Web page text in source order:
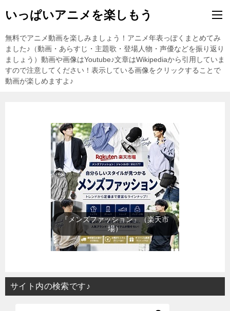
いっぱいアニメを楽しもう
無料でアニメ動画を楽しみましょう！アニメ年表っぽくまとめてみ
ました♪（動画・あらすじ・主題歌・登場人物・声優などを振り返り
ましょう）動画や画像はYoutube♪文章はWikipediaから引用していま
すので注意してください！表示している画像をクリックすることで
動画が楽しめますよ♪
『レディースファッション』（楽
天市場）
サイト内の検索です♪